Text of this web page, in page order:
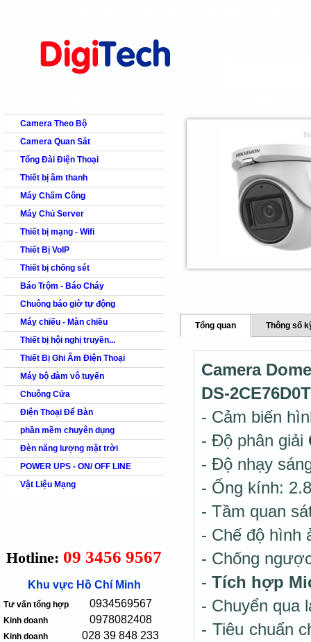
products
Camera Theo Bộ
Camera Quan Sát
Tổng Đài Điện Thoại
Thiết bị âm thanh
Máy Chấm Công
Máy Chủ Server
Thiết bị mạng - Wifi
Thiết Bị VoIP
Thiết bị chống sét
Báo Trộm - Báo Cháy
Chuông báo giờ tự động
Máy chiếu - Màn chiều
Thiết bị hội nghị truyền...
Thiết Bị Ghi Âm Điện Thoại
Máy bộ đàm vô tuyến
Chuông Cửa
Điện Thoại Để Bàn
phần mềm chuyên dụng
Đèn năng lượng mặt trời
POWER UPS - ON/ OFF LINE
Vật Liệu Mạng
Hotline: 09 3456 9567
Khu vực Hồ Chí Minh
Tư vấn tổng hợp 0934569567
Kinh doanh 0978082408
Kinh doanh 028 39 848 233
Tổng quan Thông số
Camera
DS-
- Cảm biến
- Độ phân giải
- Độ nhạy
- Ống kính:
- Tầm quan
- Chế độ hình
- Chống
- Tích hợp
- Chuyển qua
- Tiêu chuẩn